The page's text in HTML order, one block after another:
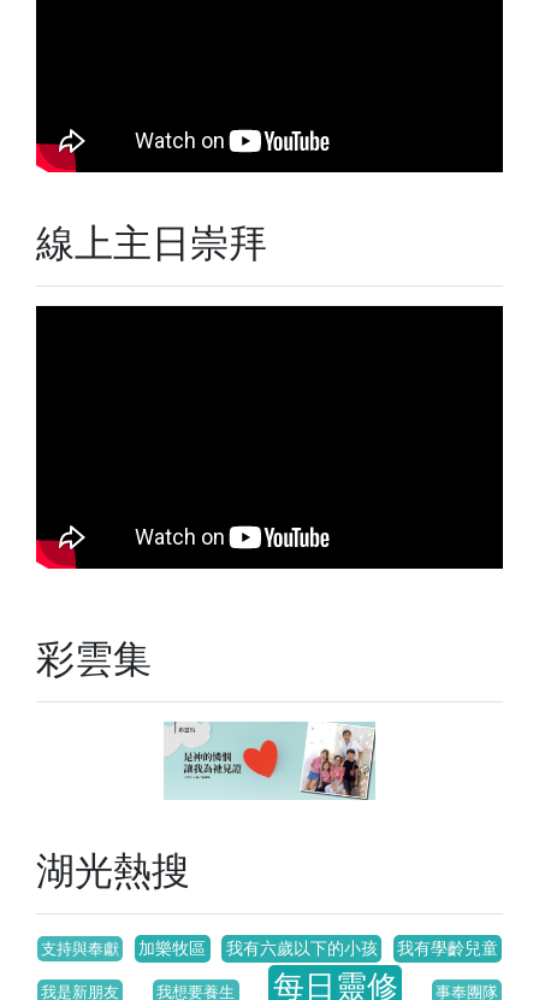
線上主日崇拜
彩雲集
湖光熱搜
支持與奉獻 加樂牧區 我有六歲以下的小孩 我有學齡兒童
我是新朋友 我想要養生 每日靈修 事奉團隊